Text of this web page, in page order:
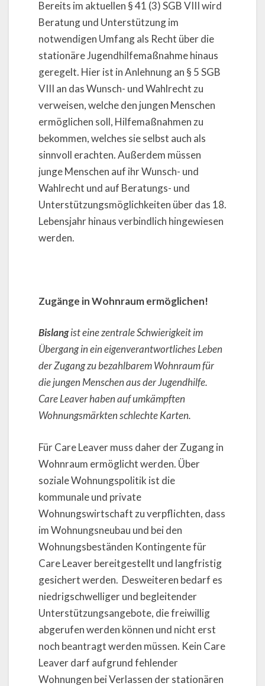
Bereits im aktuellen § 41 (3) SGB VIII wird
Beratung und Unterstützung im
notwendigen Umfang als Recht über die
stationäre Jugendhilfemaßnahme hinaus
geregelt. Hier ist in Anlehnung an § 5 SGB
VIII an das Wunsch- und Wahlrecht zu
verweisen, welche den jungen Menschen
ermöglichen soll, Hilfemaßnahmen zu
bekommen, welches sie selbst auch als
sinnvoll erachten. Außerdem müssen
junge Menschen auf ihr Wunsch- und
Wahlrecht und auf Beratungs- und
Unterstützungsmöglichkeiten über das 18.
Lebensjahr hinaus verbindlich hingewiesen
werden.
Zugänge in Wohnraum ermöglichen!
Bislangist eine zentrale Schwierigkeit im
Übergang in ein eigenverantwortliches Leben
der Zugang zu bezahlbarem Wohnraum für
die jungen Menschen aus der Jugendhilfe.
Care Leaver haben auf umkämpften
Wohnungsmärkten schlechte Karten.
Für Care Leaver muss daher der Zugang in
Wohnraum ermöglicht werden. Über
soziale Wohnungspolitik ist die
kommunale und private
Wohnungswirtschaft zu verpflichten, dass
im Wohnungsneubau und bei den
Wohnungsbeständen Kontingente für
Care Leaver bereitgestellt und langfristig
gesichert werden. Desweiteren bedarf es
niedrigschwelliger und begleitender
Unterstützungsangebote, die freiwillig
abgerufen werden können und nicht erst
noch beantragt werden müssen. Kein Care
Leaver darf aufgrund fehlender
Wohnungen bei Verlassen der stationären